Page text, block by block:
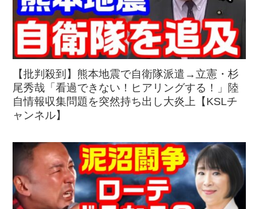
【批判殺到】熊本地震で自衛隊派遣→立憲・杉
尾秀哉「看過できない！ヒアリングする！」陸
自情報収集問題を突然持ち出し大炎上【KSLチ
ャンネル】